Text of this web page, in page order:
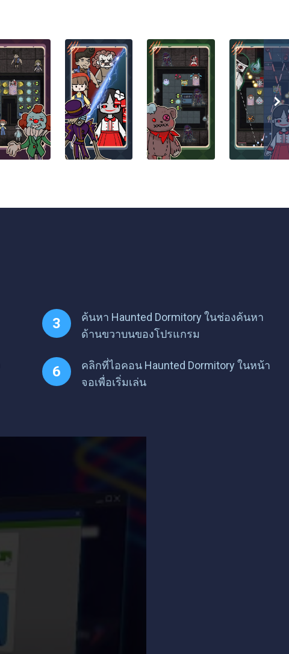
ค้นหา Haunted Dormitory ในช่องค้นหา
ด้านขวาบนของโปรแกรม
คลิกที่ไอคอน Haunted Dormitory ในหน้า
จอเพื่อเริ่มเล่น